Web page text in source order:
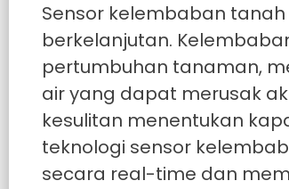
Sensor kelembaban
berkelanjutan.
pertumbuhan tanaman,
air yang dapat merusak
kesulitan menentukan
teknologi sensor
secara real-time dan